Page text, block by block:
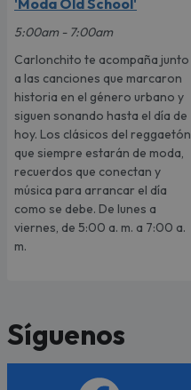
5:00am - 7:00am
Carlonchito te acompaña junto
a las canciones que marcaron
historia en el género urbano y
siguen sonando hasta el día de
hoy. Los clásicos del reggaetón
que siempre estarán de moda,
recuerdos que conectan y
música para arrancar el día
como se debe. De lunes a
viernes, de 5:00 a. m. a 7:00 a.
m.
Síguenos